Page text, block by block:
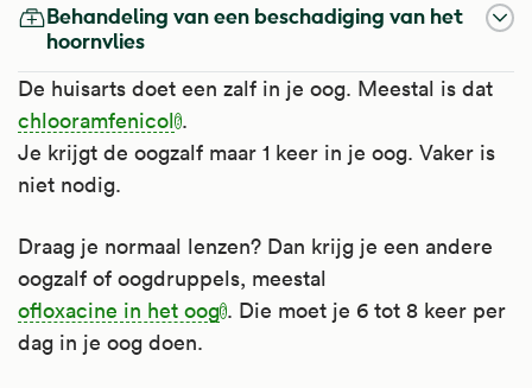
Behandeling van een beschadiging van het
hoornvlies
De huisarts doet een zalf in je oog. Meestal is dat
chlooramfenicol .
Je krijgt de oogzalf maar 1 keer in je oog. Vaker is
niet nodig.
Draag je normaal lenzen? Dan krijg je een andere
oogzalf of oogdruppels, meestal
ofloxacine in het oog . Die moet je 6 tot 8 keer per
dag in je oog doen.